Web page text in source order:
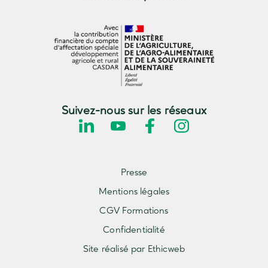
Suivez-nous sur les réseaux
Presse
Mentions légales
CGV Formations
Confidentialité
Site réalisé par Ethicweb